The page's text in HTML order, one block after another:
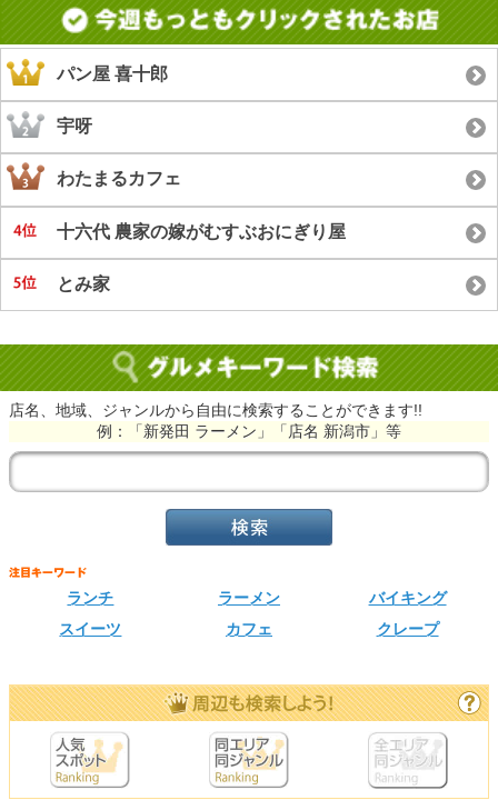
パン屋 喜十郎
宇呀
わたまるカフェ
十六代 農家の嫁がむすぶおにぎり屋
とみ家
店名、地域、ジャンルから自由に検索することができます!!
例：「新発田 ラーメン」「店名 新潟市」等
ランチ ラーメン
バイキング
スイーツ
カフェ クレープ